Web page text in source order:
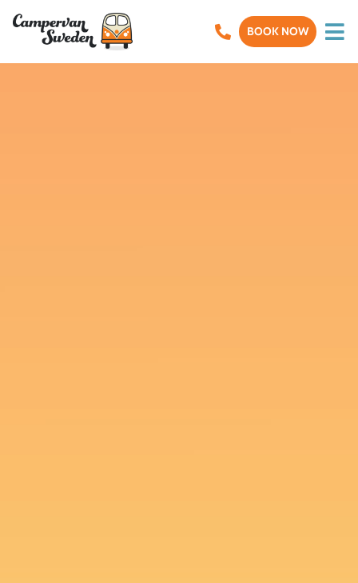
BOOK NOW